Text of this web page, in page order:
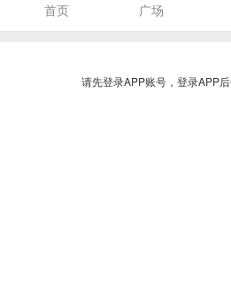
首页 广场
请先登录APP账号，登录APP后